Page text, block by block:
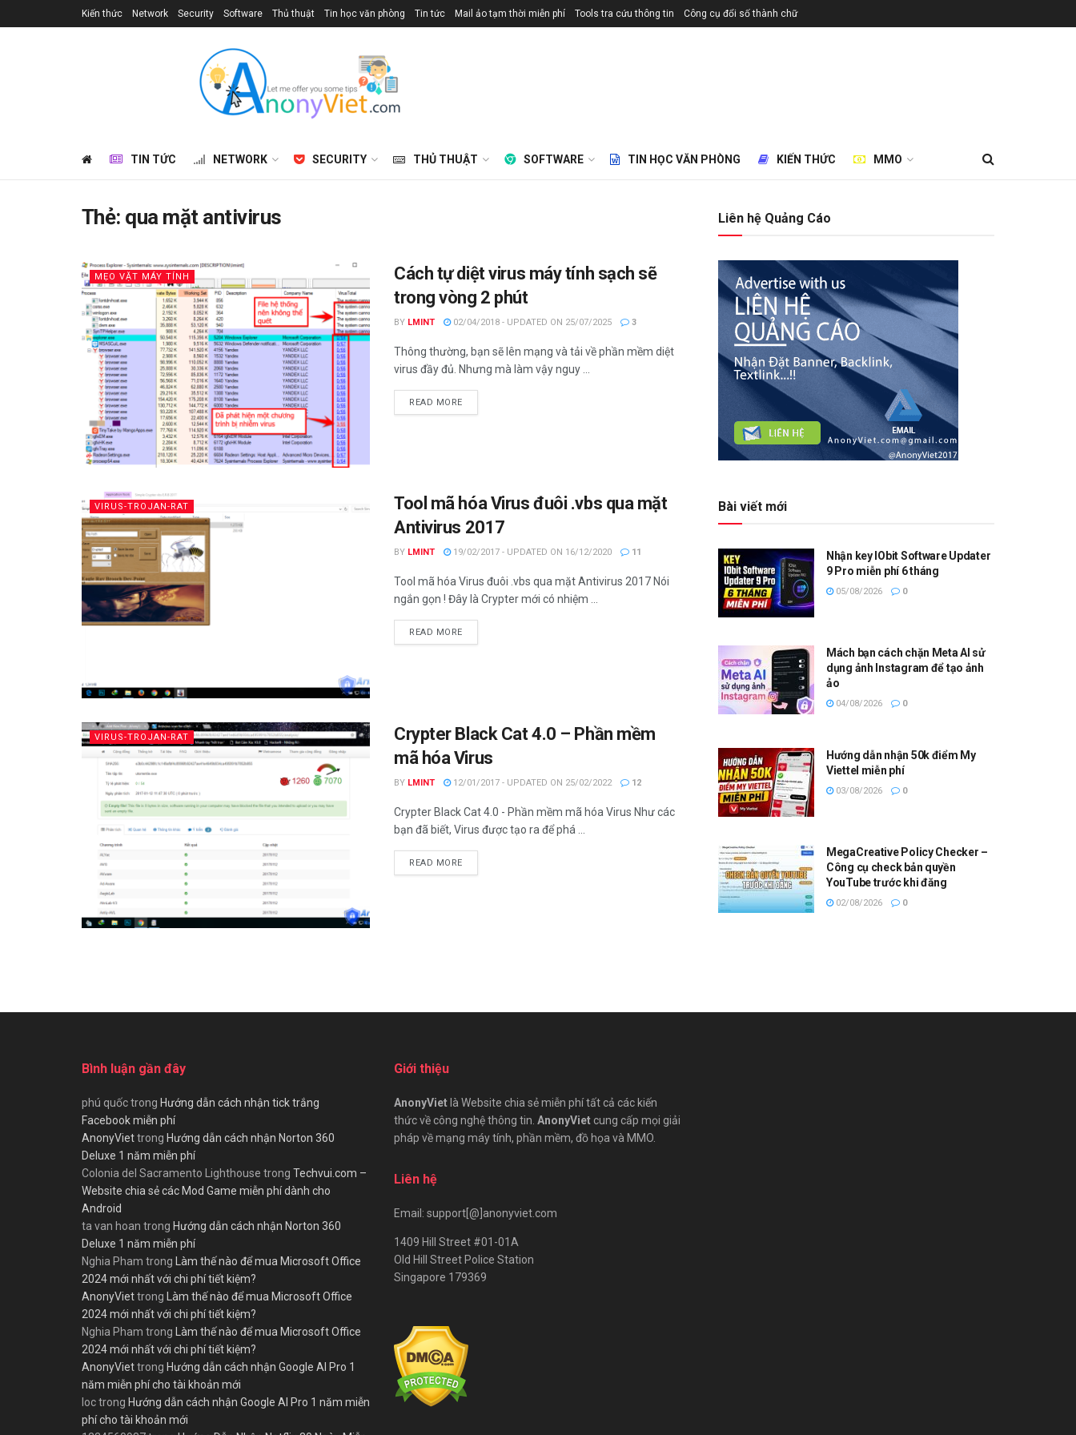
Kiến thức Network Security Software Thủ thuật Tin học văn phòng Tin tức Mail ảo tạm thời miễn phí Tools tra cứu thông tin Công cụ đổi số thành chữ
TIN TỨC NETWORK SECURITY THỦ THUẬT SOFTWARE TIN HỌC VĂN PHÒNG KIẾN THỨC MMO
Thẻ: qua mặt antivirus
MẸO VẶT MÁY TÍNH
Cách tự diệt virus máy tính sạch sẽ
trong vòng 2 phút
BY LMINT 02/04/2018 - UPDATED ON 25/07/2025 3
Thông thường, bạn sẽ lên mạng và tải về phần mềm diệt
virus đầy đủ. Nhưng mà làm vậy nguy ...
READ MOREDETAILS
VIRUS-TROJAN-RAT
Tool mã hóa Virus đuôi .vbs qua mặt
Antivirus 2017
BY LMINT 19/02/2017 - UPDATED ON 16/12/2020 11
Tool mã hóa Virus đuôi .vbs qua mặt Antivirus 2017 Nói
ngắn gọn ! Đây là Crypter mới có nhiệm ...
READ MOREDETAILS
VIRUS-TROJAN-RAT
Crypter Black Cat 4.0 – Phần mềm
mã hóa Virus
BY LMINT 12/01/2017 - UPDATED ON 25/02/2022 12
Crypter Black Cat 4.0 - Phần mềm mã hóa Virus Như các
bạn đã biết, Virus được tạo ra để phá ...
READ MOREDETAILS
Liên hệ Quảng Cáo
Bài viết mới
Nhận key IObit Software Updater
9 Pro miễn phí 6 tháng
05/08/2026 0
Mách bạn cách chặn Meta AI sử
dụng ảnh Instagram để tạo ảnh
ảo
04/08/2026 0
Hướng dẫn nhận 50k điểm My
Viettel miễn phí
03/08/2026 0
MegaCreative Policy Checker –
Công cụ check bản quyền
YouTube trước khi đăng
02/08/2026 0
Bình luận gần đây
phú quốctrong Hướng dẫn cách nhận tick trắng
Facebook miễn phí
AnonyViettrong Hướng dẫn cách nhận Norton 360
Deluxe 1 năm miễn phí
Colonia del Sacramento Lighthouse trong Techvui.com –
Website chia sẻ các Mod Game miễn phí dành cho
Android
ta van hoan trong Hướng dẫn cách nhận Norton 360
Deluxe 1 năm miễn phí
Nghia Pham trong Làm thế nào để mua Microsoft Office
2024 mới nhất với chi phí tiết kiệm?
AnonyViettrong Làm thế nào để mua Microsoft Office
2024 mới nhất với chi phí tiết kiệm?
Nghia Pham trong Làm thế nào để mua Microsoft Office
2024 mới nhất với chi phí tiết kiệm?
AnonyViettrong Hướng dẫn cách nhận Google AI Pro 1
năm miễn phí cho tài khoản mới
loctrong Hướng dẫn cách nhận Google AI Pro 1 năm miễn
phí cho tài khoản mới
Giới thiệu
AnonyVietlà Website chia sẻ miễn phí tất cả các kiến
thức về công nghệ thông tin. AnonyViet cung cấp mọi giải
pháp về mạng máy tính, phần mềm, đồ họa và MMO.
Liên hệ
Email: support[@]anonyviet.com
1409 Hill Street #01-01A
Old Hill Street Police Station
Singapore 179369